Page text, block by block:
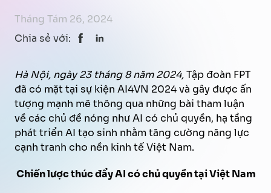
Tháng Tám 26, 2024
Chia sẻ với:
Hà Nội, ngày 23 tháng 8 năm 2024,Tập đoàn FPT
đã có mặt tại sự kiện AI4VN 2024 và gây được ấn
tượng mạnh mẽ thông qua những bài tham luận
về các chủ đề nóng như AI có chủ quyền, hạ tầng
phát triển AI tạo sinh nhằm tăng cường năng lực
cạnh tranh cho nền kinh tế Việt Nam.
Chiến lược thúc đẩy AI có chủ quyền tại Việt Nam